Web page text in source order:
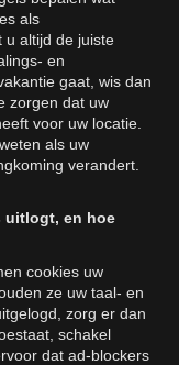
als
u altijd de juiste
en
gaat, wis dan
zorgen dat uw
voor uw locatie.
als uw
verandert.
uitlogt, en hoe
cookies uw
ze uw taal- en
zorg er dan
schakel
dat ad-blockers